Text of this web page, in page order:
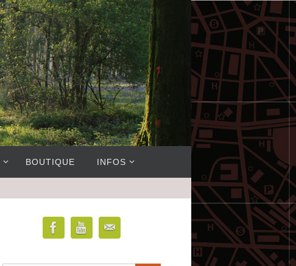
BOUTIQUE INFOS